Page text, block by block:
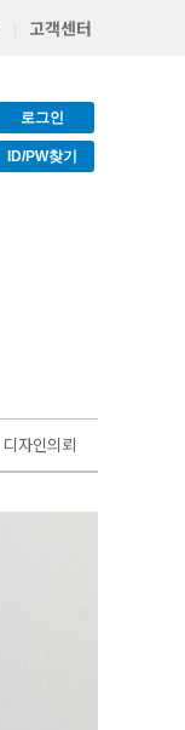
고객센터
로그인
ID/PW찾기
디자인의뢰